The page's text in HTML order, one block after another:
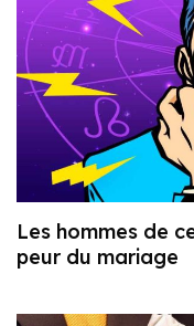
Les hommes de
peur du mariage